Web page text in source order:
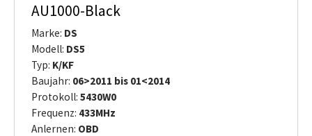
AU1000-Black
Marke: DS
Modell: DS5
Typ: K/KF
Baujahr: 06>2011 bis 01<2014
Protokoll: 5430W0
Frequenz: 433MHz
Anlernen: OBD